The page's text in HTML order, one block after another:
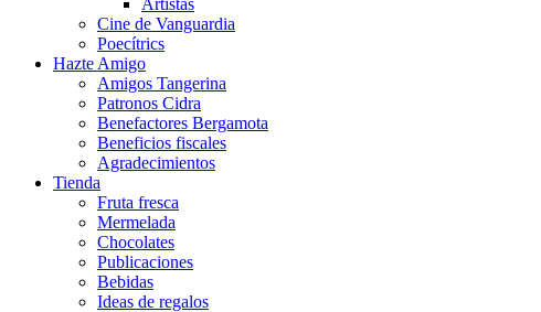
Cine de Vanguardia
Poecítrics
Hazte Amigo
Amigos Tangerina
Patronos Cidra
Benefactores Bergamota
Beneficios fiscales
Agradecimientos
Tienda
Fruta fresca
Mermelada
Chocolates
Publicaciones
Bebidas
Ideas de regalos